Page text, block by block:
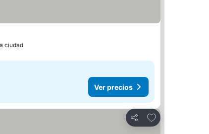
ciudad
Ver precios
Compartir
Añadir a favoritos